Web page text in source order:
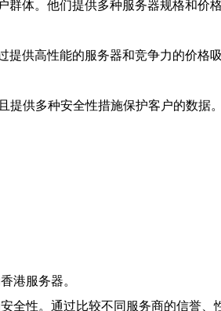
体。他们提供多种服务器规格和价
供高性能的服务器和竞争力的价格
供多种安全性措施保护客户的数据
港服务器。
全性。通过比较不同服务商的信誉